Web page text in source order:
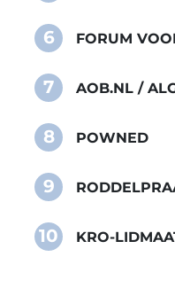
6 FORUM
7 AOB.NL /
8 POWNED
9
10 KRO-